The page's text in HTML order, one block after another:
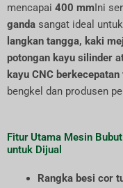
mencapai 400 mmIni
ganda sangat ideal untuk
langkan tangga, kaki
potongan kayu silinder
kayu CNC
bengkel dan produsen
Fitur Utama Mesin
untuk Dijual
Rangka besi cor